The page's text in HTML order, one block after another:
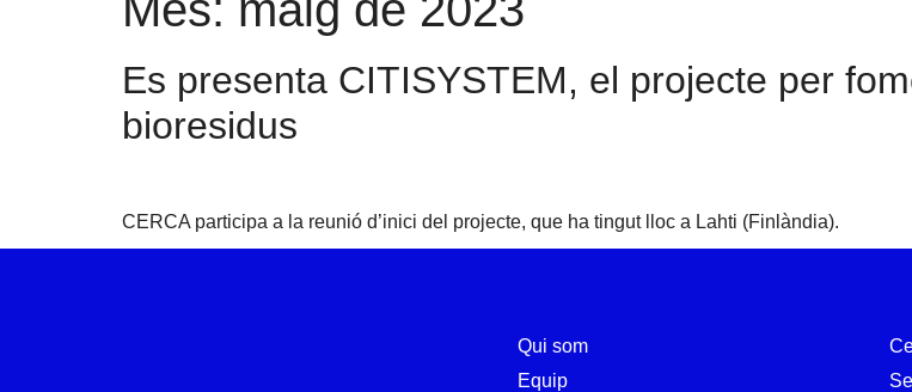
Es presenta CITISYSTEM, el projecte per
bioresidus
CERCA participa a la reunió d’inici del projecte, que ha tingut lloc a Lahti (Finlàndia).
Qui som
Equip